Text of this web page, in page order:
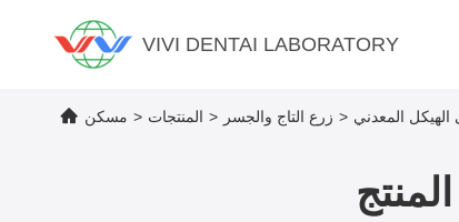
VIVI DENTAI LABORATORY
مسكن > المنتجات > زرع التاج والجسر > المعدني